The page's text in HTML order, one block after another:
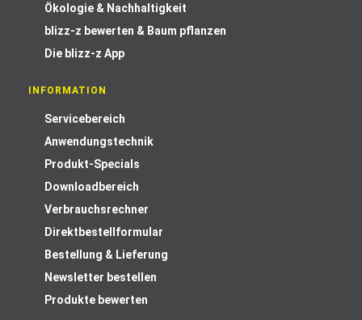
Ökologie & Nachhaltigkeit
blizz-z bewerten & Baum pflanzen
Die blizz-z App
INFORMATION
Servicebereich
Anwendungstechnik
Produkt-Specials
Downloadbereich
Verbrauchsrechner
Direktbestellformular
Bestellung & Lieferung
Newsletter bestellen
Produkte bewerten